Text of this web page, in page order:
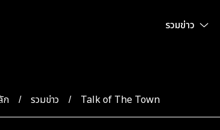
รวมข่าว
ก รวมข่าว Talk of The Town